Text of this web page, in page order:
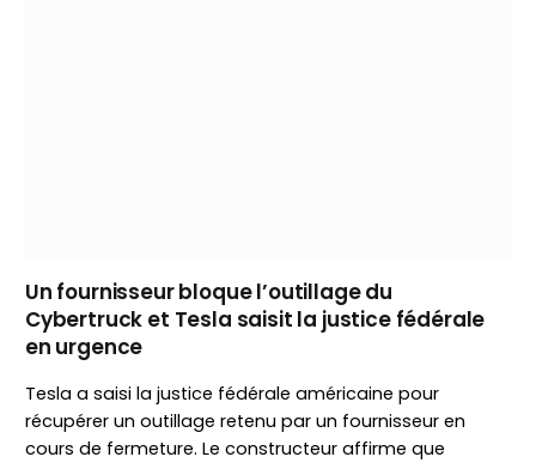
Un fournisseur bloque l’outillage du
Cybertruck et Tesla saisit la justice fédérale
en urgence
Tesla a saisi la justice fédérale américaine pour
récupérer un outillage retenu par un fournisseur en
cours de fermeture. Le constructeur affirme que